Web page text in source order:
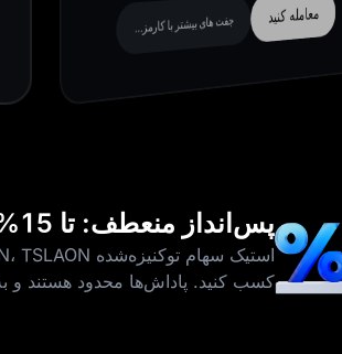
معامله کنید جفت‌ های بیشتر با کارمزد صفر
پس‌انداز منعطف: تا 15% نرخ درصد سالانه کسب کنید
کسب کنید. پاداش‌ها محدود هستند و